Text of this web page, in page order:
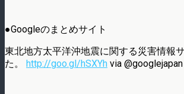
●Googleのまとめサイト
東北地方太平洋沖地震に関する災害情報
た。 http://goo.gl/hSXYh via @googlejapan